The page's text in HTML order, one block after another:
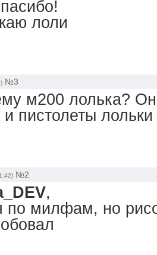
лоли
№3
м200 лолька?
и пистолеты лольки
№2
,
по милфам, но